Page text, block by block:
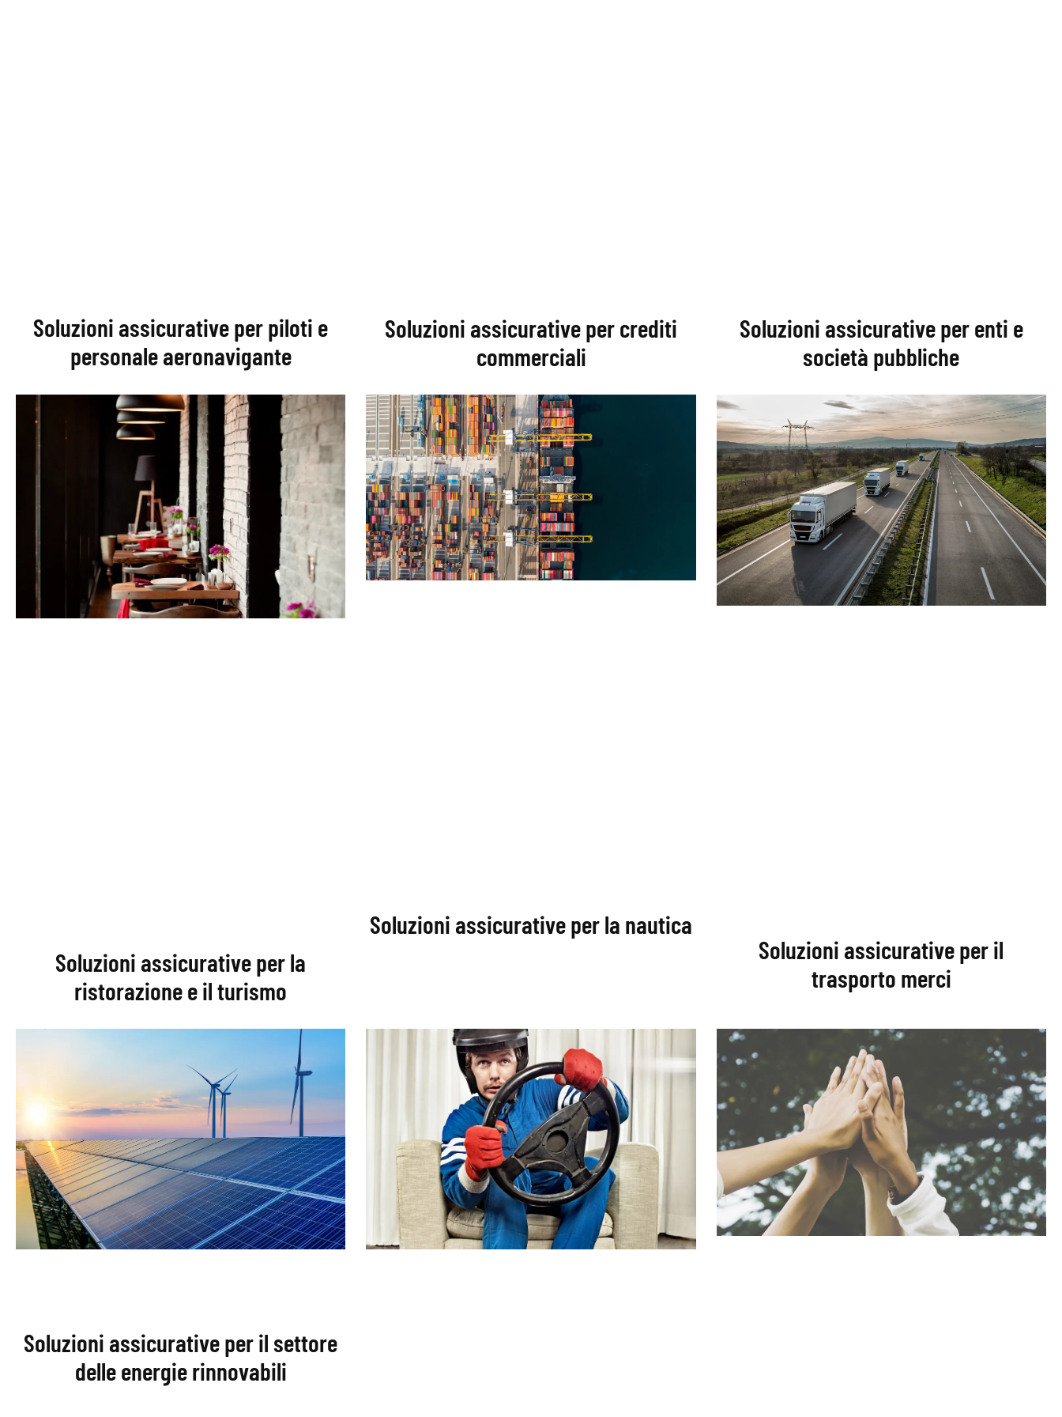
Soluzioni assicurative per piloti e
personale aeronavigante
Soluzioni assicurative per crediti
commerciali
Soluzioni assicurative per enti e
società pubbliche
Soluzioni assicurative per la
ristorazione e il turismo
Soluzioni assicurative per la nautica
Soluzioni assicurative per il
trasporto merci
Soluzioni assicurative per il settore
delle energie rinnovabili